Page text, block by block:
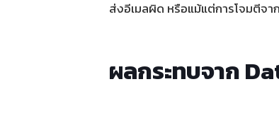
ส่งอีเมลผิด หรือแม้แต่การโจมตีจา
ผลกระทบจาก